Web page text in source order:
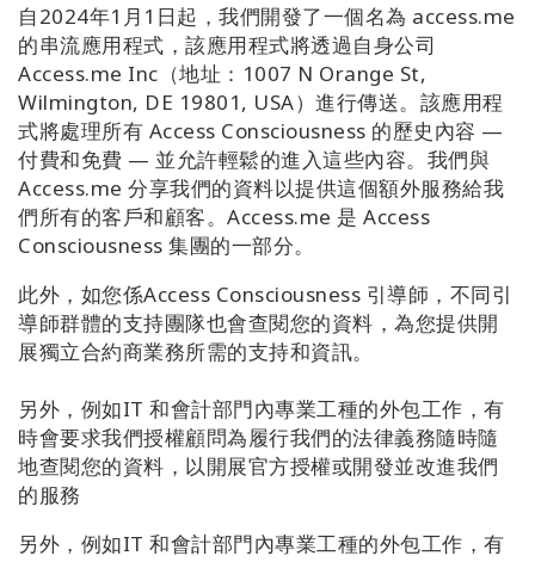
自2024年1月1日起，我們開發了一個名為 access.me
的串流應用程式，該應用程式將透過自身公司
Access.me Inc（地址：1007 N Orange St,
Wilmington, DE 19801, USA）進行傳送。該應用程
式將處理所有 Access Consciousness 的歷史內容 —
付費和免費 — 並允許輕鬆的進入這些內容。我們與
Access.me 分享我們的資料以提供這個額外服務給我
們所有的客戶和顧客。Access.me 是 Access
Consciousness 集團的一部分。
此外，如您係Access Consciousness 引導師，不同引
導師群體的支持團隊也會查閱您的資料，為您提供開
展獨立合約商業務所需的支持和資訊。
另外，例如IT 和會計部門內專業工種的外包工作，有
時會要求我們授權顧問為履行我們的法律義務隨時隨
地查閱您的資料，以開展官方授權或開發並改進我們
的服務
另外，例如IT 和會計部門內專業工種的外包工作，有